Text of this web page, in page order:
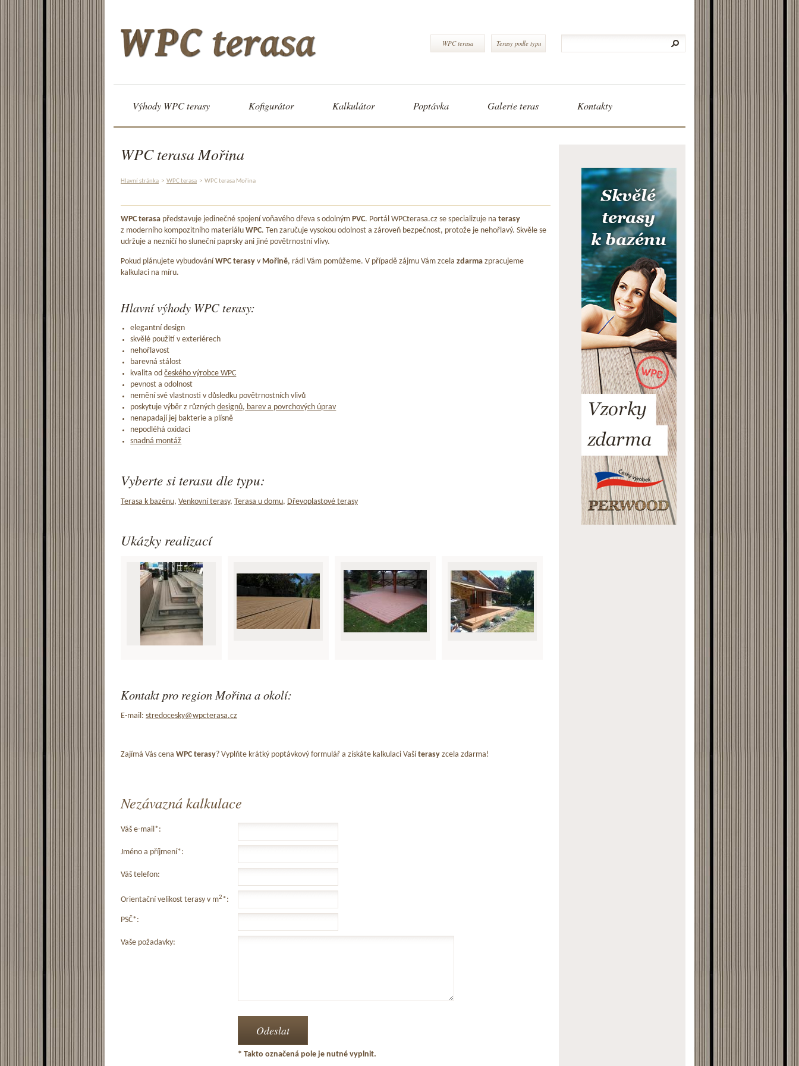
WPC terasa Terasy podle typu
Výhody WPC terasy Kofigurátor Kalkulátor Poptávka Galerie teras Kontakty
WPC terasa Mořina
Hlavní stránka > WPC terasa > WPC terasa Mořina
WPC terasa představuje jedinečné spojení voňavého dřeva s odolným PVC. Portál WPCterasa.cz se specializuje na terasy
z moderního kompozitního materiálu WPC. Ten zaručuje vysokou odolnost a zároveň bezpečnost, protože je nehořlavý. Skvěle se
udržuje a nezničí ho sluneční paprsky ani jiné povětrnostní vlivy.
Pokud plánujete vybudování WPC terasy v Mořině, rádi Vám pomůžeme. V případě zájmu Vám zcela zdarma zpracujeme
kalkulaci na míru.
Hlavní výhody WPC terasy:
elegantní design
skvělé použití v exteriérech
nehořlavost
barevná stálost
kvalita odčeského výrobce WPC
pevnost a odolnost
nemění své vlastnosti v důsledku povětrnostních vlivů
poskytuje výběr z různýchdesignů, barev a povrchových úprav
nenapadají jej bakterie a plísně
nepodléhá oxidaci
snadná montáž
Vyberte si terasu dle typu:
Terasa k bazénu, Venkovní terasy, Terasa u domu, Dřevoplastové terasy
Ukázky realizací
Kontakt pro region Mořina a okolí:
E-mail: stredocesky@wpcterasa.cz
Zajímá Vás cena WPC terasy? Vyplňte krátký poptávkový formulář a získáte kalkulaci Vaší terasy zcela zdarma!
Nezávazná kalkulace
Váš e-mail*:
Jméno a příjmení*:
Váš telefon:
Orientační velikost terasy v m2*:
PSČ*:
Vaše požadavky:
* Takto označená pole je nutné vyplnit.